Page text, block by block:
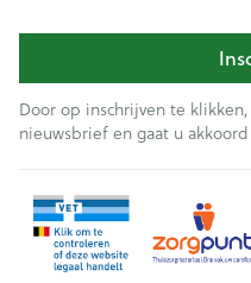
Door op inschrijven te
nieuwsbrief en gaat u